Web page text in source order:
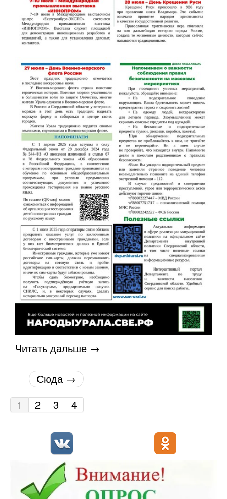
Читать дальше →
Сюда →
1
2 3 4